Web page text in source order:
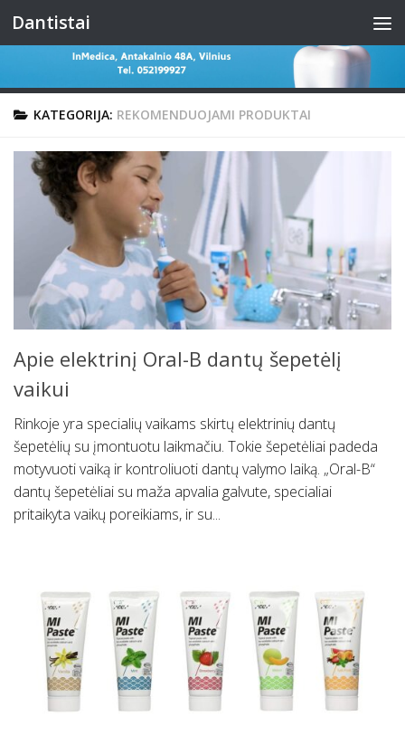
Skip to content
Dantistai
KATEGORIJA: REKOMENDUOJAMI PRODUKTAI
Apie elektrinį Oral-B dantų šepetėlį
vaikui
Rinkoje yra specialių vaikams skirtų elektrinių dantų
šepetėlių su įmontuotu laikmačiu. Tokie šepetėliai padeda
motyvuoti vaiką ir kontroliuoti dantų valymo laiką. „Oral-B“
dantų šepetėliai su maža apvalia galvute, specialiai
pritaikyta vaikų poreikiams, ir su...